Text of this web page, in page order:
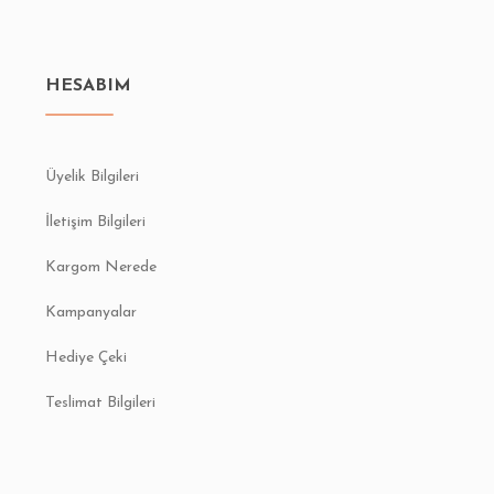
HESABIM
Üyelik Bilgileri
İletişim Bilgileri
Kargom Nerede
Kampanyalar
Hediye Çeki
Teslimat Bilgileri